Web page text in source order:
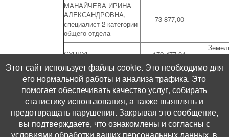
МАНАЙЧЕВА ИРИНА
АЛЕКСАНДРОВНА,
специалист 2 категории
общего отдела
73 877,00
СУПРУГ 172 477,84
СЫН, учащийся МБОУ
СОШ №13
нет
СЫН, МБДОУ №26 нет
Этот сайт использует файлы cookie. Это необходимо для
его нормальной работы и анализа трафика. Это
помогает обеспечивать качество услуг, собирать
статистику использования, а также выявлять и
предотвращать нарушения. Закрывая это сообщение,
вы подтверждаете, что ознакомлены и согласны с